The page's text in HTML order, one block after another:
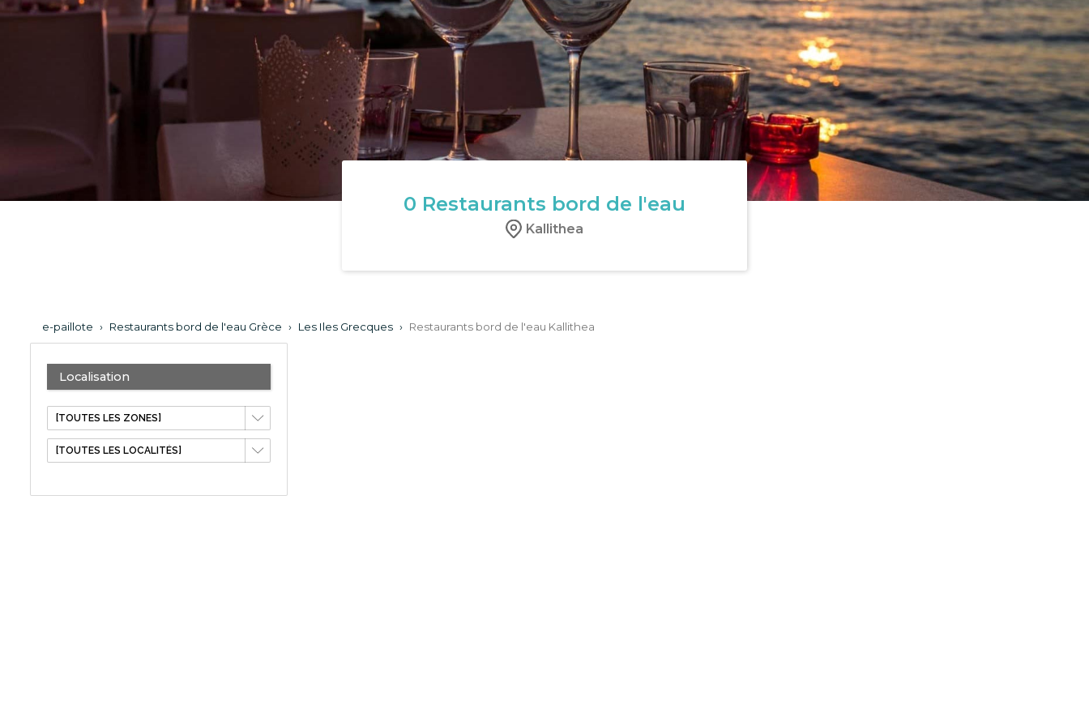
0 Restaurants bord de l'eau
Kallithea
e-paillote › Restaurants bord de l'eau Grèce › Les Iles Grecques › Restaurants bord de l'eau Kallithea
Localisation